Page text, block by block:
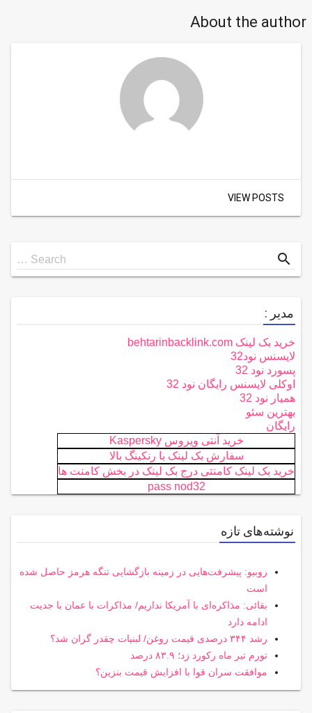
About the author
VIEW POSTS
Search
for
Search … search
مدیر :
خرید بک لینک behtarinbacklink.com
لایسنس نود32
پسورد نود 32
اوکلی لایسنس رایگان نود 32
همیار نود 32
بهترین سئو
رایگان
خرید آنتی ویروس Kaspersky
سفارش بک لینک با رنکینگ بالا
خرید بک لینک کامنتی درج بک لینک در بخش کامنت ها
pass nod32
نوشته‌های تازه
روبیو: پیشرفت‌هایی در زمینه بازگشایی تنگه هرمز حاصل شده
است
بقائی: مذاکره‌ای با آمریکا نداریم/ مذاکرات با عمان با جدیت
ادامه دارد
رشد ۳۴۴ درصدی قیمت روغن/ لبنیات چقدر گران شد؟
تورم تیر ماه رکورد زد؛ ۸۳.۹ درصد
موافقت سران قوا با افزایش قیمت بنزین؟